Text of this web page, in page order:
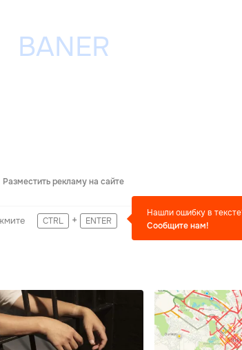
Разместить рекламу на сайте
CTRL + ENTER
Нашли ошибку в
Сообщите нам!